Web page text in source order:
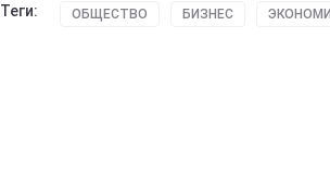
Теги: ОБЩЕСТВО БИЗНЕС